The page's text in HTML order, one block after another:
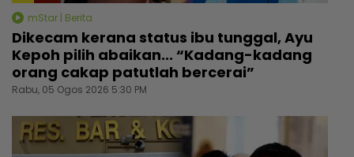
mStar | Berita
Dikecam kerana status ibu tunggal, Ayu
Kepoh pilih abaikan... “Kadang-kadang
orang cakap patutlah bercerai”
Rabu, 05 Ogos 2026 5:30 PM